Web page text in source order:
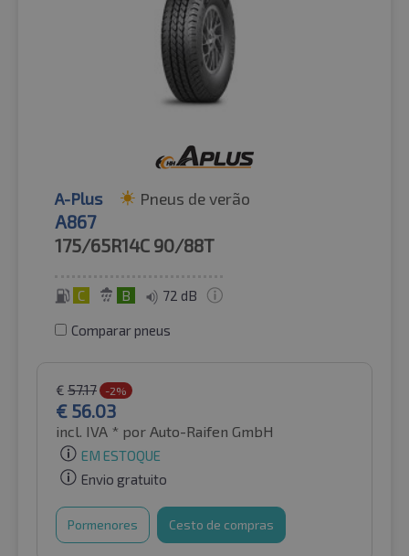
A-Plus Pneus de verão
A867
175/65R14C 90/88T
C B 72 dB
Comparar pneus
€ 57.17 -2%
€ 56.03
incl. IVA * por Auto-Raifen GmbH
EM ESTOQUE
Envio gratuito
Pormenores Cesto de compras